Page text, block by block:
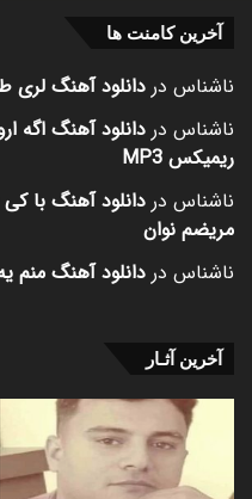
آخرین کامنت ها
ناشناس در دانلود آهنگ لری
ناشناس در دانلود آهنگ اگه
ریمیکس MP3
ناشناس در دانلود آهنگ با
مریضم نوان
ناشناس در دانلود آهنگ منم
آخرین آثـار